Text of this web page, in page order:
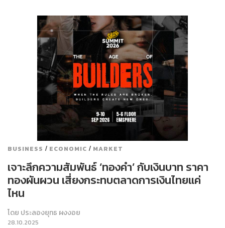
BUSINESS / ECONOMIC / MARKET
เจาะลึกความสัมพันธ์ ‘ทองคำ’ กับเงินบาท ราคา
ทองผันผวน เสี่ยงกระทบตลาดการเงินไทยแค่
ไหน
โดย ประลองยุทธ ผงงอย
28.10.2025